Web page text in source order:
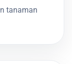
tanaman